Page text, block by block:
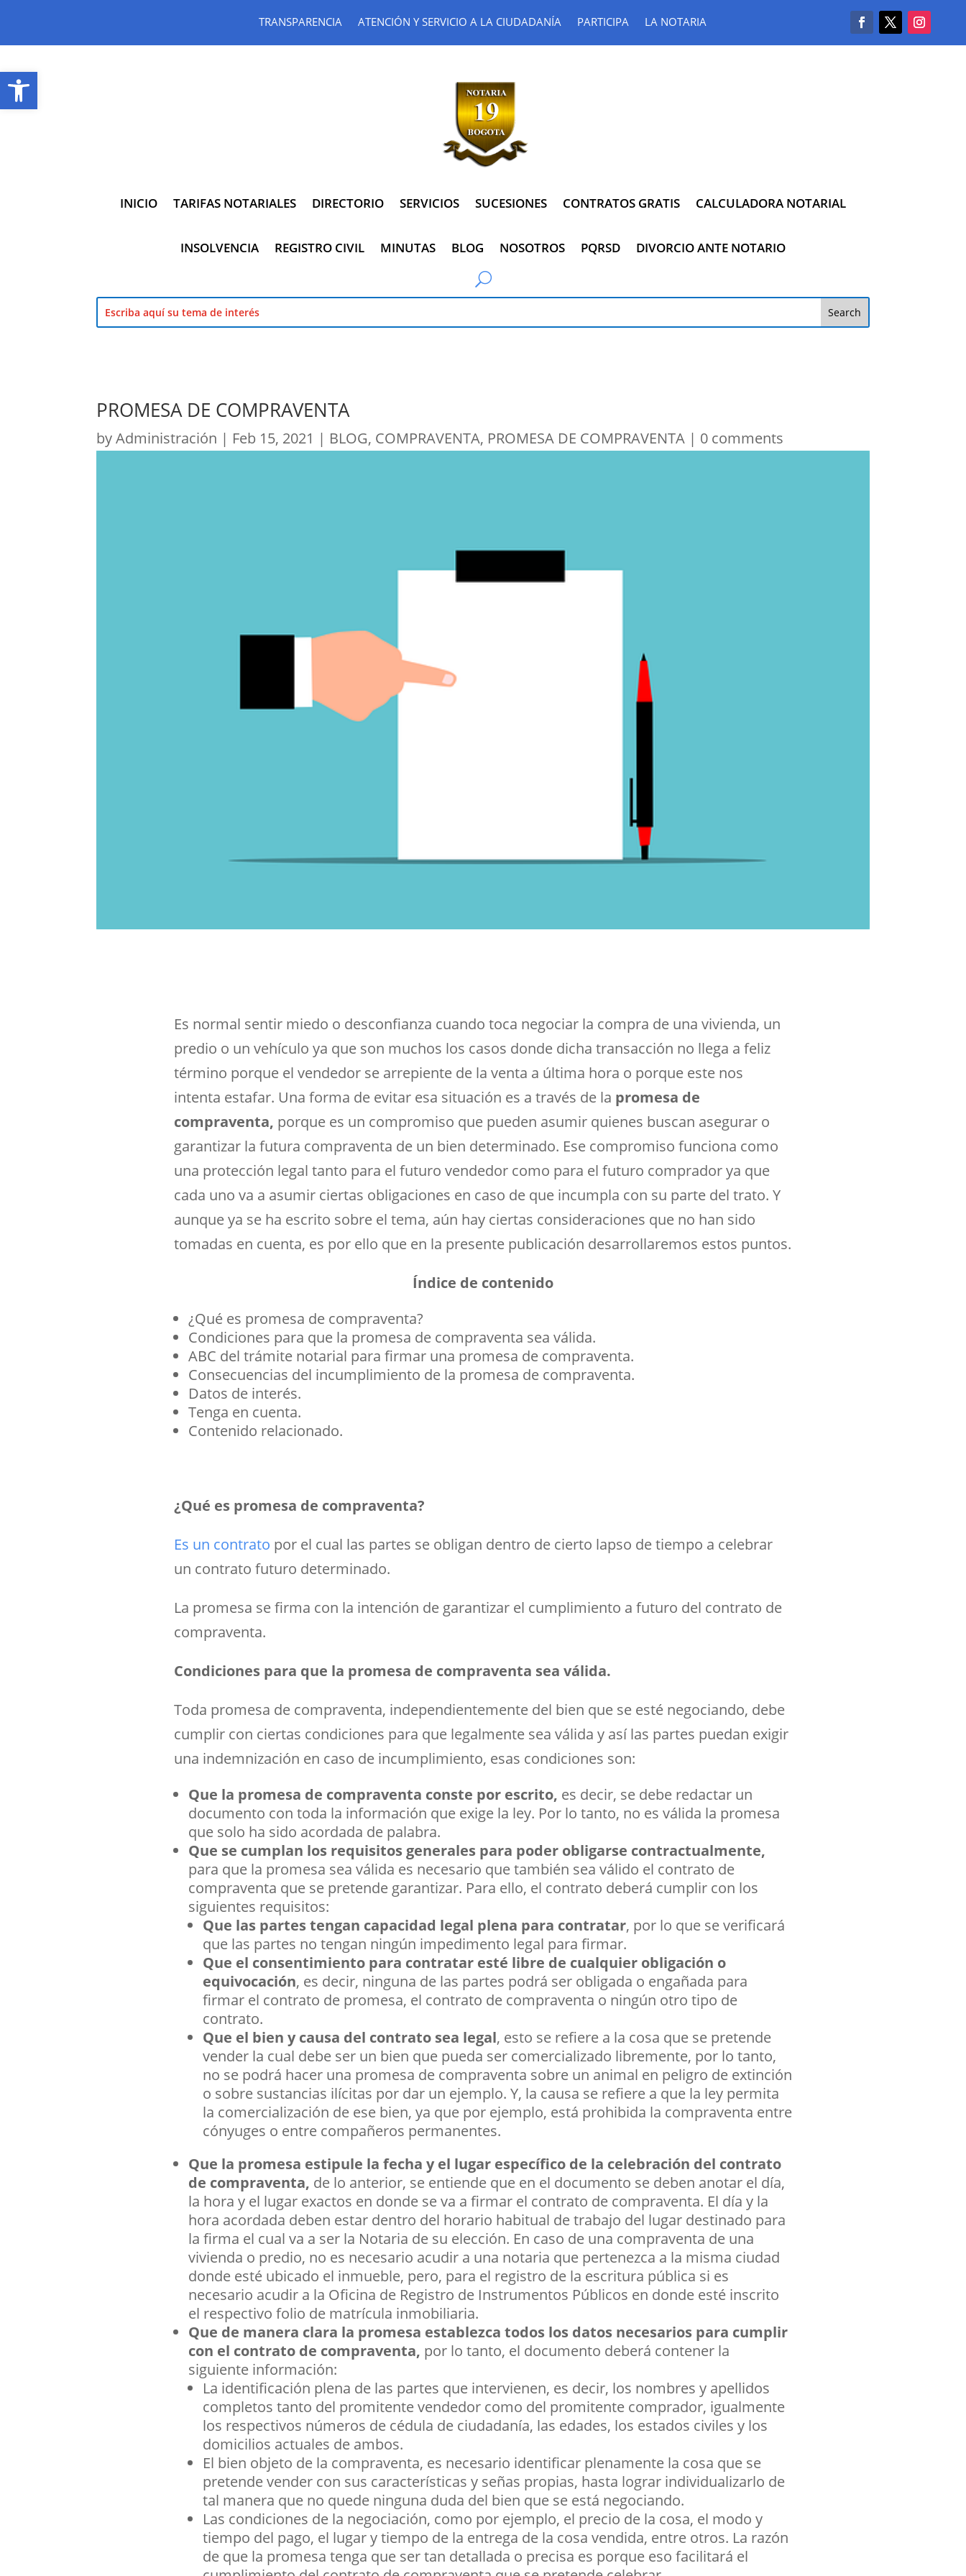
Abrir barra de herramientas
TRANSPARENCIA ATENCIÓN Y SERVICIO A LA CIUDADANÍA PARTICIPA LA NOTARIA
INICIO TARIFAS NOTARIALES DIRECTORIO SERVICIOS SUCESIONES CONTRATOS GRATIS CALCULADORA NOTARIAL
INSOLVENCIA REGISTRO CIVIL MINUTAS BLOG NOSOTROS PQRSD DIVORCIO ANTE NOTARIO
PROMESA DE COMPRAVENTA
byAdministración | Feb 15, 2021 | BLOG, COMPRAVENTA, PROMESA DE COMPRAVENTA | 0 comments
Es normal sentir miedo o desconfianza cuando toca negociar la compra de una vivienda, un
predio o un vehículo ya que son muchos los casos donde dicha transacción no llega a feliz
término porque el vendedor se arrepiente de la venta a última hora o porque este nos
intenta estafar. Una forma de evitar esa situación es a través de la promesa de
compraventa, porque es un compromiso que pueden asumir quienes buscan asegurar o
garantizar la futura compraventa de un bien determinado. Ese compromiso funciona como
una protección legal tanto para el futuro vendedor como para el futuro comprador ya que
cada uno va a asumir ciertas obligaciones en caso de que incumpla con su parte del trato. Y
aunque ya se ha escrito sobre el tema, aún hay ciertas consideraciones que no han sido
tomadas en cuenta, es por ello que en la presente publicación desarrollaremos estos puntos.
Índice de contenido
¿Qué es promesa de compraventa?
Condiciones para que la promesa de compraventa sea válida.
ABC del trámite notarial para firmar una promesa de compraventa.
Consecuencias del incumplimiento de la promesa de compraventa.
Datos de interés.
Tenga en cuenta.
Contenido relacionado.
¿Qué es promesa de compraventa?
Es un contrato por el cual las partes se obligan dentro de cierto lapso de tiempo a celebrar
un contrato futuro determinado.
La promesa se firma con la intención de garantizar el cumplimiento a futuro del contrato de
compraventa.
Condiciones para que la promesa de compraventa sea válida.
Toda promesa de compraventa, independientemente del bien que se esté negociando, debe
cumplir con ciertas condiciones para que legalmente sea válida y así las partes puedan exigir
una indemnización en caso de incumplimiento, esas condiciones son:
Que la promesa de compraventa conste por escrito, es decir, se debe redactar un
documento con toda la información que exige la ley. Por lo tanto, no es válida la promesa
que solo ha sido acordada de palabra.
Que se cumplan los requisitos generales para poder obligarse contractualmente,
para que la promesa sea válida es necesario que también sea válido el contrato de
compraventa que se pretende garantizar. Para ello, el contrato deberá cumplir con los
siguientes requisitos:
Que las partes tengan capacidad legal plena para contratar, por lo que se verificará
que las partes no tengan ningún impedimento legal para firmar.
Que el consentimiento para contratar esté libre de cualquier obligación o
equivocación, es decir, ninguna de las partes podrá ser obligada o engañada para
firmar el contrato de promesa, el contrato de compraventa o ningún otro tipo de
contrato.
Que el bien y causa del contrato sea legal, esto se refiere a la cosa que se pretende
vender la cual debe ser un bien que pueda ser comercializado libremente, por lo tanto,
no se podrá hacer una promesa de compraventa sobre un animal en peligro de extinción
o sobre sustancias ilícitas por dar un ejemplo. Y, la causa se refiere a que la ley permita
la comercialización de ese bien, ya que por ejemplo, está prohibida la compraventa entre
cónyuges o entre compañeros permanentes.
Que la promesa estipule la fecha y el lugar específico de la celebración del contrato
de compraventa, de lo anterior, se entiende que en el documento se deben anotar el día,
la hora y el lugar exactos en donde se va a firmar el contrato de compraventa. El día y la
hora acordada deben estar dentro del horario habitual de trabajo del lugar destinado para
la firma el cual va a ser la Notaria de su elección. En caso de una compraventa de una
vivienda o predio, no es necesario acudir a una notaria que pertenezca a la misma ciudad
donde esté ubicado el inmueble, pero, para el registro de la escritura pública si es
necesario acudir a la Oficina de Registro de Instrumentos Públicos en donde esté inscrito
el respectivo folio de matrícula inmobiliaria.
Que de manera clara la promesa establezca todos los datos necesarios para cumplir
con el contrato de compraventa, por lo tanto, el documento deberá contener la
siguiente información:
La identificación plena de las partes que intervienen, es decir, los nombres y apellidos
completos tanto del promitente vendedor como del promitente comprador, igualmente
los respectivos números de cédula de ciudadanía, las edades, los estados civiles y los
domicilios actuales de ambos.
El bien objeto de la compraventa, es necesario identificar plenamente la cosa que se
pretende vender con sus características y señas propias, hasta lograr individualizarlo de
tal manera que no quede ninguna duda del bien que se está negociando.
Las condiciones de la negociación, como por ejemplo, el precio de la cosa, el modo y
tiempo del pago, el lugar y tiempo de la entrega de la cosa vendida, entre otros. La razón
de que la promesa tenga que ser tan detallada o precisa es porque eso facilitará el